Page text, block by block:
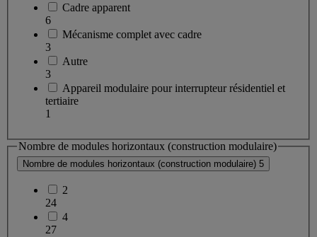
Cadre apparent
6
Mécanisme complet avec cadre
3
Autre
3
Appareil modulaire pour interrupteur résidentiel et
tertiaire
1
Nombre de modules horizontaux (construction modulaire)
Nombre de modules horizontaux (construction modulaire) 5
2
24
4
27